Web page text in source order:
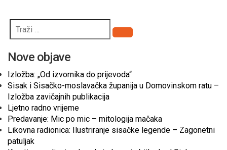
Pretraži
Nove objave
Izložba: „Od izvornika do prijevoda“
Sisak i Sisačko-moslavačka županija u Domovinskom ratu –
Izložba zavičajnih publikacija
Ljetno radno vrijeme
Predavanje: Mic po mic – mitologija mačaka
Likovna radionica: Ilustriranje sisačke legende – Zagonetni
patuljak